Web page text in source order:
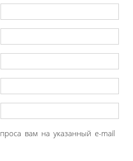
вам на указанный e-mail